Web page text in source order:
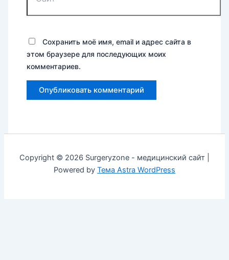
Сохранить моё имя, email и адрес сайта в
этом браузере для последующих моих
комментариев.
Copyright © 2026 Surgeryzone - медицинский сайт |
Powered by Тема Astra WordPress